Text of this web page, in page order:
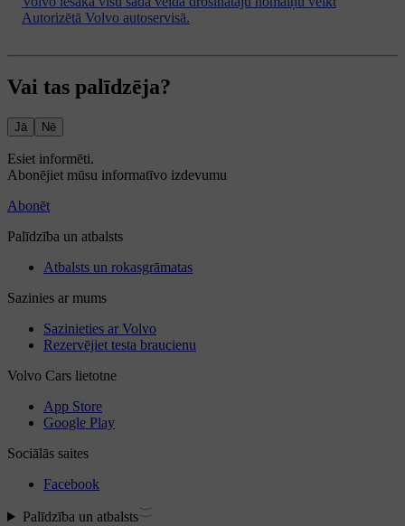
Autorizētā Volvo autoservisā.
Vai tas palīdzēja?
Jā Nē